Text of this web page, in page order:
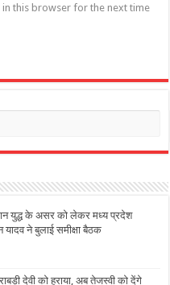
in this browser for the next time
युद्ध के असर को लेकर मध्य प्रदेश
ने बुलाई समीक्षा बैठक
देवी को हराया, अब तेजस्वी को देंगे